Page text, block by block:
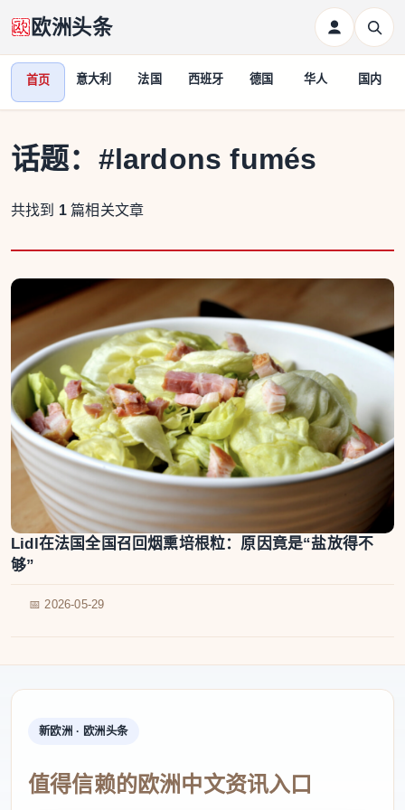
欧洲头条
首页 意大利 法国 西班牙 德国 华人 国内
话题： #lardons fumés
共找到 1 篇相关文章
Lidl在法国全国召回烟熏培根粒：原因竟是“盐放得不
够”
📅 2026-05-29
新欧洲 · 欧洲头条
值得信赖的欧洲中文资讯入口